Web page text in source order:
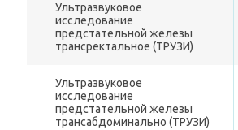
Ультразвуковое
исследование
предстательной железы
трансректальное (ТРУЗИ)
Ультразвуковое
исследование
предстательной железы
трансабдоминально (ТРУЗИ)